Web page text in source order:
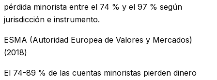
pérdida minorista entre el 74 % y el 97 % según
jurisdicción e instrumento.
ESMA (Autoridad Europea de Valores y Mercados)
(2018)
El 74-89 % de las cuentas minoristas pierden dinero